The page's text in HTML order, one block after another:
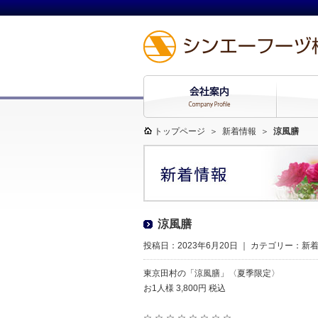
トップページ ＞ 新着情報 ＞ 涼風膳
涼風膳
投稿日：2023年6月20日 ｜ カテゴリー： 新
東京田村の「涼風膳」
〈夏季限定〉
お1人様 3,800円 税込